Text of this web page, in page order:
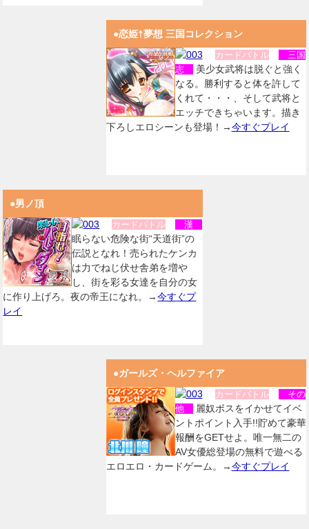
●恋姫†夢想 三国コレクション
カードバトル
三国
志
美少女武将は脱ぐと強く
なる。勝利すると体を許して
くれて・・・、そして武将と
エッチできちゃいます。描き
下ろしエロシーンも登場！→今すぐプレイ
●男ノ頂
カードバトル 漢
眠らない危険な街“天道街”の
伝説となれ！売られたケンカ
は力でねじ伏せ舎弟を増や
し、街を彩る女達を自分の女
に作り上げろ。夜の帝王になれ。→今すぐプ
レイ
●ガールズ・ヘルファイア
カードバトル
その
他
麗奴ボスをイかせてイベ
ントポイント入手!!貯めて豪華
報酬をGETせよ。唯一無二の
AV女優総登場の無料で遊べる
エロエロ・カードゲーム。→今すぐプレイ